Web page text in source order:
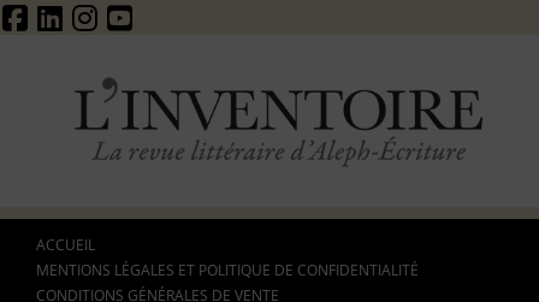
ACCUEIL
MENTIONS LÉGALES ET POLITIQUE DE CONFIDENTIALITÉ
CONDITIONS GÉNÉRALES DE VENTE